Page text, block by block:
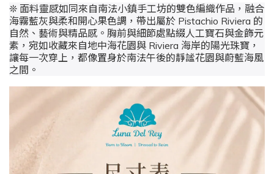
❊ 面料靈感如同來自南法小鎮手工坊的雙色編織作品，融合
海霧藍灰與柔和開心果色調，帶出屬於 Pistachio Riviera 的
自然、藝術與精品感。胸前與細節處點綴人工寶石與金飾元
素，宛如收藏來自地中海花園與 Riviera 海岸的陽光珠寶，
讓每一次穿上，都像置身於南法午後的靜謐花園與蔚藍海風
之間。